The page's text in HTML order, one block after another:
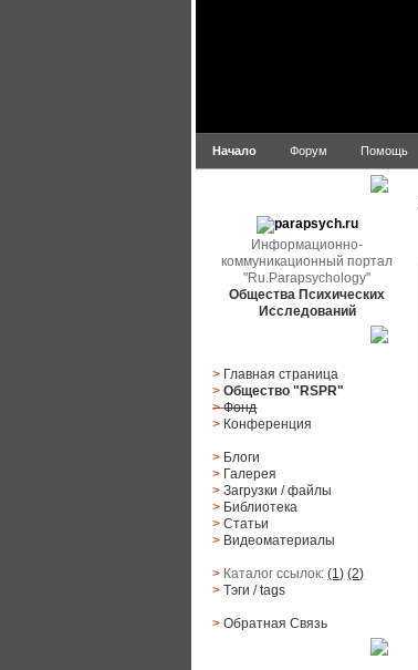
Начало Форум Помощь
Информационно-
коммуникационный портал
"Ru.Parapsychology"
Общества Психических
Исследований
> Главная страница
> Общество "RSPR"
> Фонд
> Конференция
> Блоги
> Галерея
> Загрузки/файлы
> Библиотека
> Статьи
> Видеоматериалы
> Каталог ссылок:(1) (2)
> Тэги/ tags
> Обратная Cвязь